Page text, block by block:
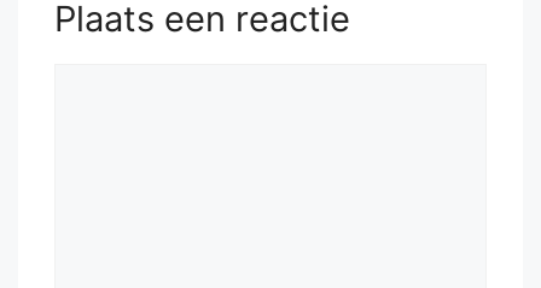
Plaats een reactie